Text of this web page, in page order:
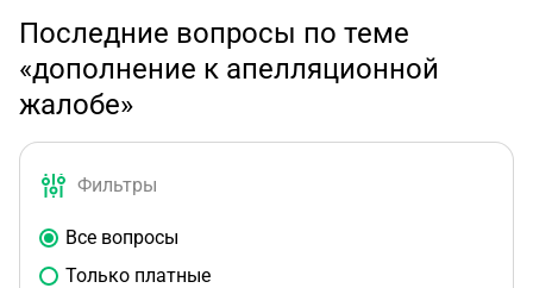
Последние вопросы по теме
«дополнение к апелляционной
жалобе»
Фильтры
Все вопросы
Только платные